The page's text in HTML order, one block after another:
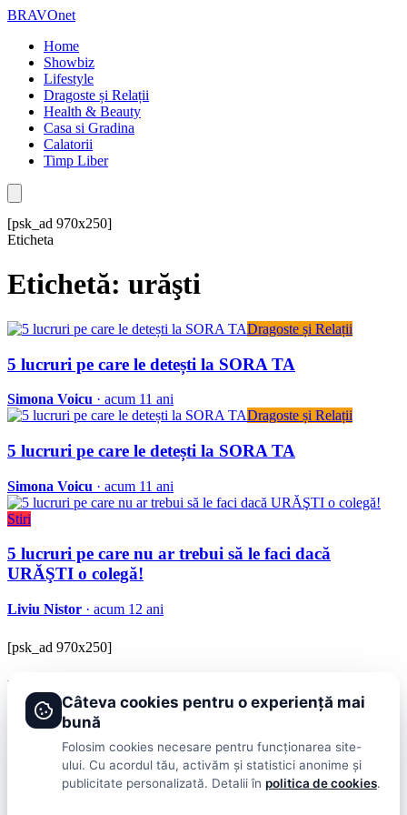
BRAVOnet
Home
Showbiz
Lifestyle
Dragoste și Relații
Health & Beauty
Casa si Gradina
Calatorii
Timp Liber
[psk_ad 970x250]
Eticheta
Etichetă: urăşti
Dragoste și Relații
5 lucruri pe care le detești la SORA TA
Simona Voicu · acum 11 ani
Dragoste și Relații
5 lucruri pe care le detești la SORA TA
Simona Voicu · acum 11 ani
Stiri
5 lucruri pe care nu ar trebui să le faci dacă
URĂŞTI o colegă!
Liviu Nistor · acum 12 ani
[psk_ad 970x250]
BRAVOnet
Showbiz, vedete si tot ce misca in lumea mondena
ShowbizPublicitateLifestyleHealth & BeautyCasa si Gradina
Câteva cookies pentru o experiență mai
bună
Folosim cookies necesare pentru funcționarea site-
ului. Cu acordul tău, activăm și statistici anonime și
publicitate personalizată. Detalii în politica de cookies.